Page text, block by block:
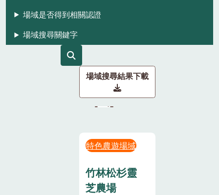
場域是否得到相關認證
場域搜尋關鍵字
場域搜尋結果下載
特色農遊場域
竹林松杉靈
芝農場